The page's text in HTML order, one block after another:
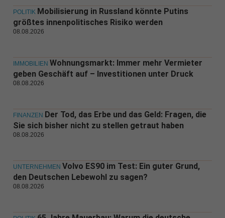
POLITIK Mobilisierung in Russland könnte Putins
größtes innenpolitisches Risiko werden
08.08.2026
IMMOBILIEN Wohnungsmarkt: Immer mehr Vermieter
geben Geschäft auf – Investitionen unter Druck
08.08.2026
FINANZEN Der Tod, das Erbe und das Geld: Fragen, die
Sie sich bisher nicht zu stellen getraut haben
08.08.2026
UNTERNEHMEN Volvo ES90 im Test: Ein guter Grund,
den Deutschen Lebewohl zu sagen?
08.08.2026